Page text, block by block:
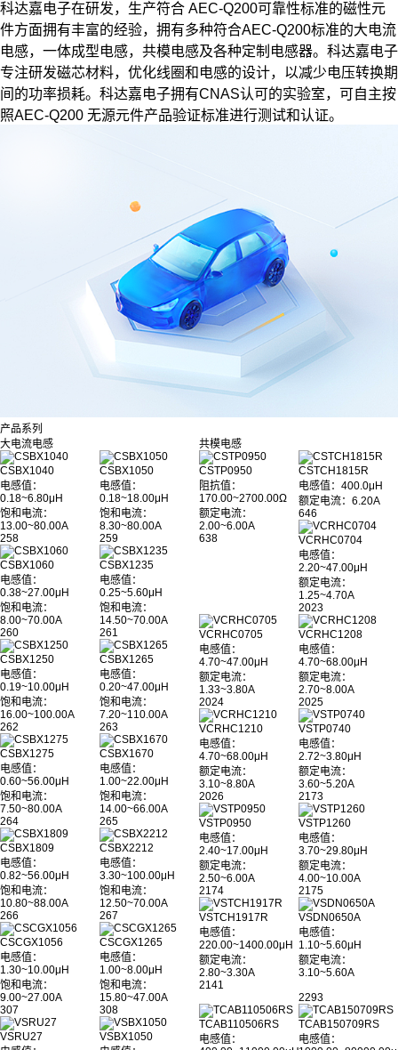
科达嘉电子在研发，生产符合 AEC-Q200可靠性标准的磁性元
件方面拥有丰富的经验，拥有多种符合AEC-Q200标准的大电流
电感，一体成型电感，共模电感及各种定制电感器。科达嘉电子
专注研发磁芯材料，优化线圈和电感的设计，以减少电压转换期
间的功率损耗。科达嘉电子拥有CNAS认可的实验室，可自主按
照AEC-Q200 无源元件产品验证标准进行测试和认证。
产品系列
大电流电感
CSBX1040
电感值：
0.18~6.80μH
饱和电流：
13.00~80.00A
258
CSBX1050
电感值：
0.18~18.00μH
饱和电流：
8.30~80.00A
259
CSBX1060
电感值：
0.38~27.00μH
饱和电流：
8.00~70.00A
260
CSBX1235
电感值：
0.25~5.60μH
饱和电流：
14.50~70.00A
261
CSBX1250
电感值：
0.19~10.00μH
饱和电流：
16.00~100.00A
262
CSBX1265
电感值：
0.20~47.00μH
饱和电流：
7.20~110.00A
263
CSBX1275
电感值：
0.60~56.00μH
饱和电流：
7.50~80.00A
264
CSBX1670
电感值：
1.00~22.00μH
饱和电流：
14.00~66.00A
265
CSBX1809
电感值：
0.82~56.00μH
饱和电流：
10.80~88.00A
266
CSBX2212
电感值：
3.30~100.00μH
饱和电流：
12.50~70.00A
267
CSCGX1056
电感值：
1.30~10.00μH
饱和电流：
9.00~27.00A
307
CSCGX1265
电感值：
1.00~8.00μH
饱和电流：
15.80~47.00A
308
VSRU27
VSBX1050
共模电感
CSTP0950
阻抗值：
170.00~2700.00Ω
额定电流：
2.00~6.00A
638
CSTCH1815R
电感值 ：400.0μH
额定电流：6.20A
646
VCRHC0704
电感值：
2.20~47.00μH
额定电流：
1.25~4.70A
2023
VCRHC0705
电感值：
4.70~47.00μH
额定电流：
1.33~3.80A
2024
VCRHC1208
电感值：
4.70~68.00μH
额定电流：
2.70~8.00A
2025
VCRHC1210
电感值：
4.70~68.00μH
额定电流：
3.10~8.80A
2026
VSTP0740
电感值：
2.72~3.80μH
额定电流：
3.60~5.20A
2173
VSTP0950
电感值：
2.40~17.00μH
额定电流：
2.50~6.00A
2174
VSTP1260
电感值：
3.70~29.80μH
额定电流：
4.00~10.00A
2175
VSTCH1917R
电感值：
220.00~1400.00μH
额定电流：
2.80~3.30A
2141
VSDN0650A
电感值：
1.10~5.60μH
额定电流：
3.10~5.60A
2293
TCAB110506RS
电感值：
TCAB150709RS
电感值：